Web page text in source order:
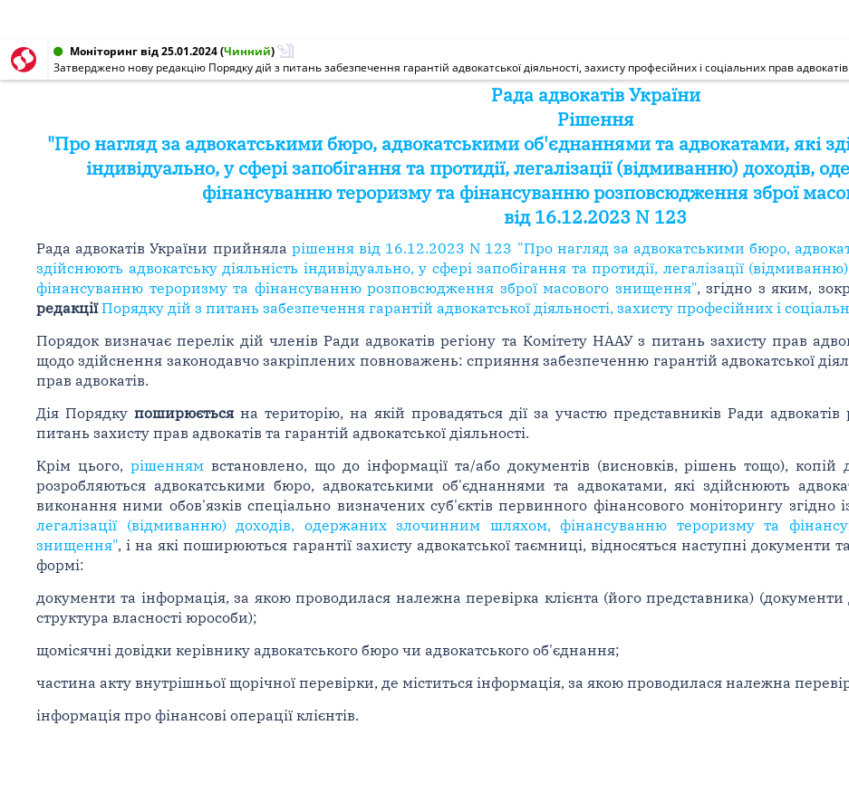
Моніторинг від 25.01.2024(Чинний)
Затверджено нову редакцію Порядку дій з питань забезпечення гарантій адвокатської діяльності, захисту професійних і соціальних прав адвокатів